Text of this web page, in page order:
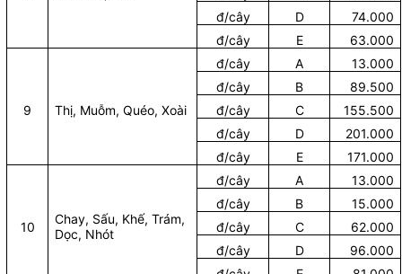
đ/cây
D
74.000
đ/cây
E 63.000
9 Thị, Muỗm, Quéo, Xoài
đ/cây A
13.000
đ/cây
B
89.500
đ/cây
C
155.500
đ/cây
D
201.000
đ/cây
E 171.000
10
Chay, Sấu, Khế, Trám,
Dọc, Nhót
đ/cây A
13.000
đ/cây
B
15.000
đ/cây
C
62.000
đ/cây
D
96.000